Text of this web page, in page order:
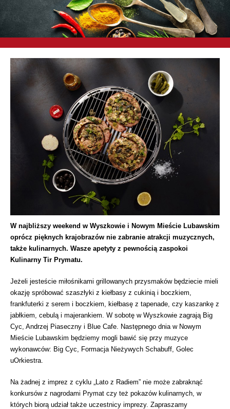
W najbliższy weekend w Wyszkowie i Nowym Mieście Lubawskim
oprócz pięknych krajobrazów nie zabranie atrakcji muzycznych,
także kulinarnych. Wasze apetyty z pewnością zaspokoi
Kulinarny Tir Prymatu.
Jeżeli jesteście miłośnikami grillowanych przysmaków będziecie mieli
okazję spróbować szaszłyki z kiełbasy z cukinią i boczkiem,
frankfuterki z serem i boczkiem, kiełbasę z tapenade, czy kaszankę z
jabłkiem, cebulą i majerankiem. W sobotę w Wyszkowie zagrają Big
Cyc, Andrzej Piaseczny i Blue Cafe. Następnego dnia w Nowym
Mieście Lubawskim będziemy mogli bawić się przy muzyce
wykonawców: Big Cyc, Formacja Nieżywych Schabuff, Golec
uOrkiestra.
Na żadnej z imprez z cyklu „Lato z Radiem” nie może zabraknąć
konkursów z nagrodami Prymat czy też pokazów kulinarnych, w
których biorą udział także uczestnicy imprezy. Zapraszamy